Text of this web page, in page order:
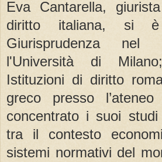
Eva Cantarella,
diritto italiana, si
Giurisprudenza nel
l'Università di
Istituzioni di diritto
greco presso
concentrato i suoi
tra il contesto
sistemi normativi del